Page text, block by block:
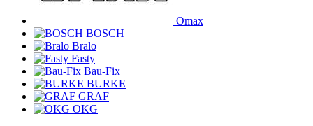
Omax
BOSCH
Bralo
Fasty
Bau-Fix
BURKE
GRAF
OKG